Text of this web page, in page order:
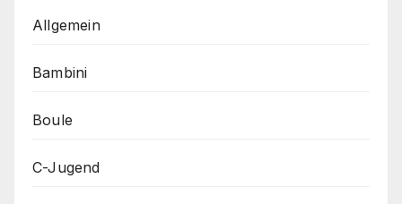
Allgemein
Bambini
Boule
C-Jugend